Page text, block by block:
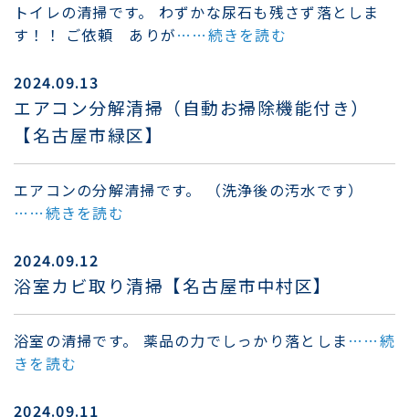
トイレの清掃です。 わずかな尿石も残さず落としま
す！！ ご依頼 ありが……続きを読む
2024.09.13
エアコン分解清掃（自動お掃除機能付き）
【名古屋市緑区】
エアコンの分解清掃です。 （洗浄後の汚水です）
……続きを読む
2024.09.12
浴室カビ取り清掃【名古屋市中村区】
浴室の清掃です。 薬品の力でしっかり落としま ……続
きを読む
2024.09.11